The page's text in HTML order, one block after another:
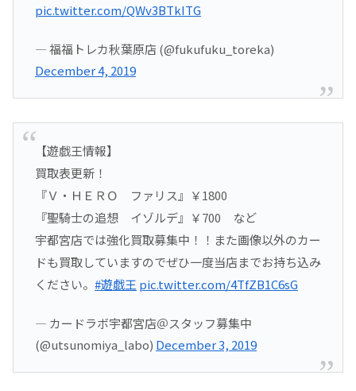
pic.twitter.com/QWv3BTkITG
— 福福トレカ秋葉原店 (@fukufuku_toreka)
December 4, 2019
【遊戯王情報】
買取表更新！
『Ｖ・ＨＥＲＯ ファリス』￥1800
『聖騎士の追想 イゾルデ』￥700 など
宇都宮店では強化買取募集中！！また画像以外のカー
ドも買取していますのでぜひ一度当店までお持ち込み
ください。 #遊戯王 pic.twitter.com/4TfZB1C6sG
— カードラボ宇都宮店＠スタッフ募集中
(@utsunomiya_labo) December 3, 2019